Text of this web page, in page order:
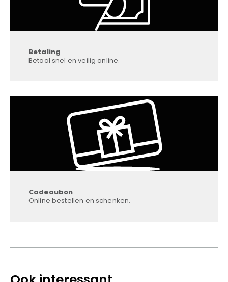
Betaling
Betaal snel en veilig online.
Cadeaubon
Online bestellen en schenken.